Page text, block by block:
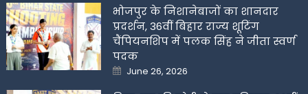
भोजपुर के निशानेबाजों का शानदार
प्रदर्शन, 36वीं बिहार राज्य शूटिंग
चैंपियनशिप में पलक सिंह ने जीता स्वर्ण
पदक
Posted
on
June 26, 2026